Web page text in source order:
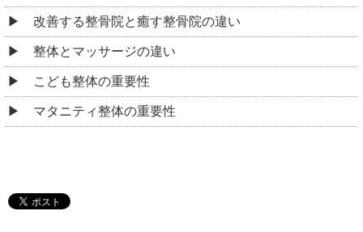
改善する整骨院と癒す整骨院の違い
整体とマッサージの違い
こども整体の重要性
マタニティ整体の重要性